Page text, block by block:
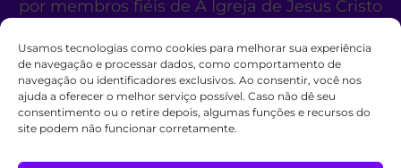
Usamos tecnologias como cookies para melhorar sua experiência
de navegação e processar dados, como comportamento de
navegação ou identificadores exclusivos. Ao consentir, você nos
ajuda a oferecer o melhor serviço possível. Caso não dê seu
consentimento ou o retire depois, algumas funções e recursos do
site podem não funcionar corretamente.
por membros fiéis de A Igreja de Jesus Cristo
Este site não é um site oficial da organização
religiosa mencionada acima.
Fale Conosco Políticas de Cookies